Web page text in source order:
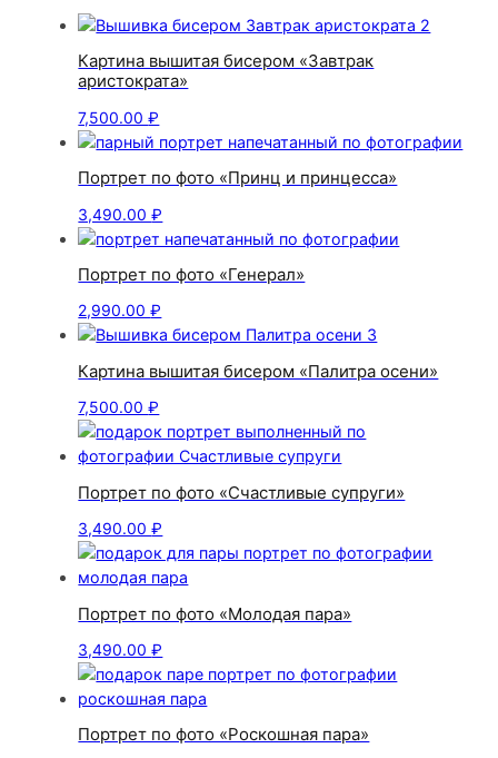
Картина вышитая бисером «Завтрак
аристократа»
7,500.00₽
Портрет по фото «Принц и принцесса»
3,490.00₽
Портрет по фото «Генерал»
2,990.00₽
Картина вышитая бисером «Палитра осени»
7,500.00₽
Портрет по фото «Счастливые супруги»
3,490.00₽
Портрет по фото «Молодая пара»
3,490.00₽
Портрет по фото «Роскошная пара»